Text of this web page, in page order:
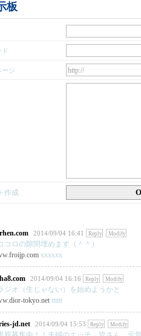
板
ージ
作成
2014/09/04 16:41 Reply Modify
コロの隙間埋めます（＾＾）
xxxxxx
2014/09/04 16:16 Reply Modify
ジオ（生じゃない）を始めようかと
tokyo.net tttttt
jd.net 2014/09/04 15:53 Reply Modify